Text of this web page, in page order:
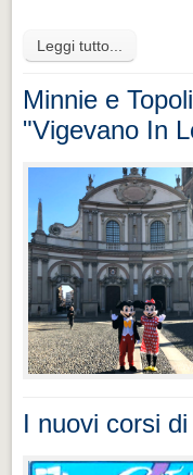
Leggi tutto...
Minnie e
"Vigevano In
I nuovi corsi di